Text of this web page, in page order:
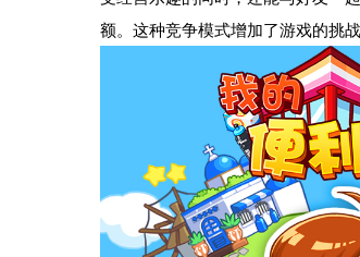
额。这种竞争模式增加了游戏的挑